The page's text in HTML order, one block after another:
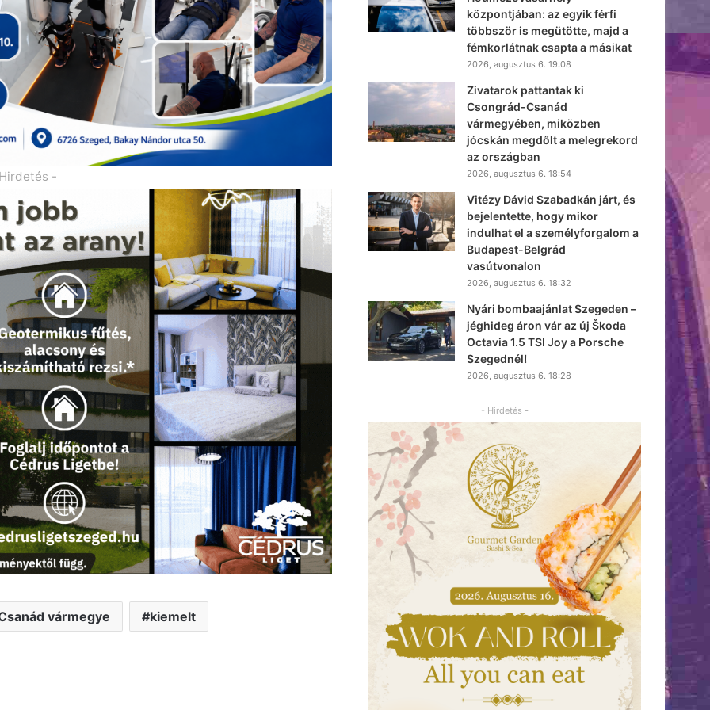
-
vármegye kiemelt
központjában: az egyik férfi
többször is megütötte, majd a
fémkorlátnak csapta a másikat
2026, augusztus 6. 19:08
Zivatarok pattantak ki
Csongrád-Csanád
vármegyében, miközben
jócskán megdőlt a melegrekord
az országban
2026, augusztus 6. 18:54
Vitézy Dávid Szabadkán járt, és
bejelentette, hogy mikor
indulhat el a személyforgalom a
Budapest-Belgrád
vasútvonalon
2026, augusztus 6. 18:32
Nyári bombaajánlat Szegeden –
jéghideg áron vár az új Škoda
Octavia 1.5 TSI Joy a Porsche
Szegednél!
2026, augusztus 6. 18:28
- Hirdetés -